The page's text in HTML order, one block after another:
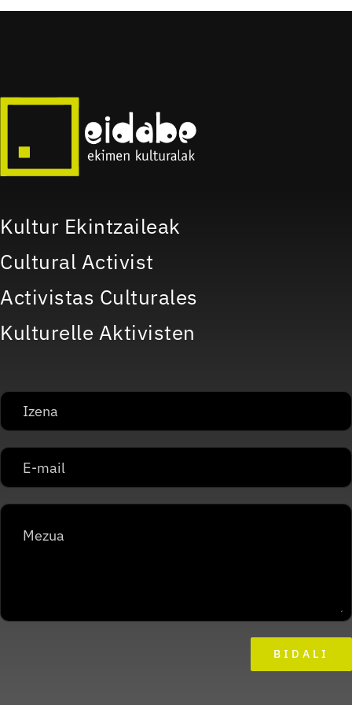
Kultur Ekintzaileak
Cultural Activist
Activistas Culturales
Kulturelle Aktivisten
BIDALI